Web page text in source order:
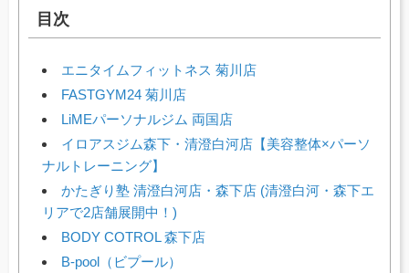
目次
エニタイムフィットネス 菊川店
FASTGYM24 菊川店
LiMEパーソナルジム 両国店
イロアスジム森下・清澄白河店【美容整体×パーソ
ナルトレーニング】
かたぎり塾 清澄白河店・森下店 (清澄白河・森下エ
リアで2店舗展開中！)
BODY COTROL 森下店
B-pool（ビプール）